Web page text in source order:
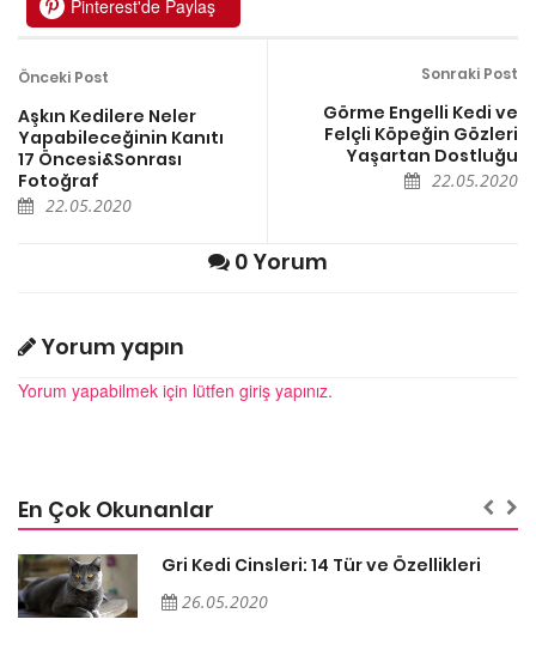
Pinterest'de Paylaş
Önceki Post
Aşkın Kedilere Neler
Yapabileceğinin Kanıtı
17 Öncesi&Sonrası
Fotoğraf
22.05.2020
Sonraki Post
Görme Engelli Kedi ve
Felçli Köpeğin Gözleri
Yaşartan Dostluğu
22.05.2020
0 Yorum
Yorum yapın
Yorum yapabilmek için lütfen giriş yapınız.
En Çok Okunanlar
Gri Kedi Cinsleri: 14 Tür ve Özellikleri
26.05.2020